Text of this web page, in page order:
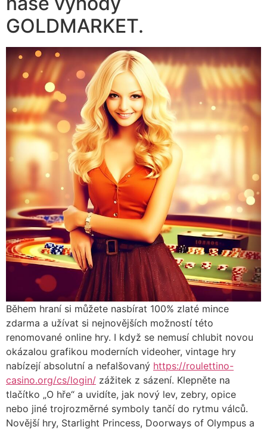
GOLDMARKET.
Během hraní si můžete nasbírat 100% zlaté mince
zdarma a užívat si nejnovějších možností této
renomované online hry. I když se nemusí chlubit novou
okázalou grafikou moderních videoher, vintage hry
nabízejí absolutní a nefalšovaný https://roulettino-
casino.org/cs/login/ zážitek z sázení. Klepněte na
tlačítko „O hře“ a uvidíte, jak nový lev, zebry, opice
nebo jiné trojrozměrné symboly tančí do rytmu válců.
Novější hry, Starlight Princess, Doorways of Olympus a